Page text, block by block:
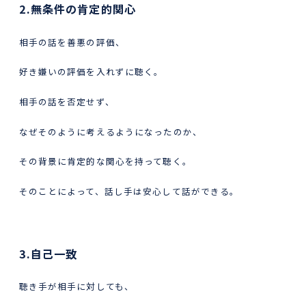
2.無条件の肯定的関心
相手の話を善悪の評価、
好き嫌いの評価を入れずに聴く。
相手の話を否定せず、
なぜそのように考えるようになったのか、
その背景に肯定的な関心を持って聴く。
そのことによって、話し手は安心して話ができる。
3.自己一致
聴き手が相手に対しても、